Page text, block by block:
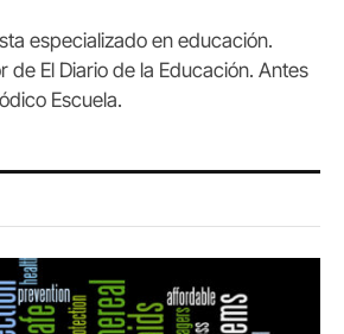
especializado en educación.
de El Diario de la Educación. Antes
Escuela.